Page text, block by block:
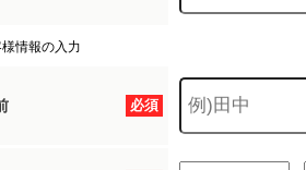
様情報の入力
必須